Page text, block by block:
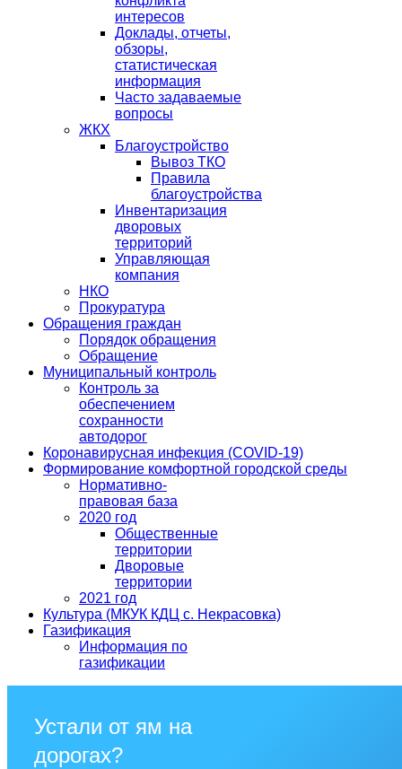
интересов
Доклады, отчеты,
обзоры,
статистическая
информация
Часто задаваемые
вопросы
ЖКХ
Благоустройство
Вывоз ТКО
Правила
благоустройства
Инвентаризация
дворовых
территорий
Управляющая
компания
НКО
Прокуратура
Обращения граждан
Порядок обращения
Обращение
Муниципальный контроль
Контроль за
обеспечением
сохранности
автодорог
Коронавирусная инфекция (COVID-19)
Формирование комфортной городской среды
Нормативно-
правовая база
2020 год
Общественные
территории
Дворовые
территории
2021 год
Культура (МКУК КДЦ с. Некрасовка)
Газификация
Информация по
газификации
Устали от ям на
дорогах?